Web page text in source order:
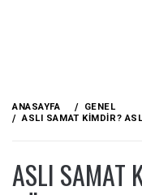
ANASAYFA
GENEL
ASLI SAMAT KIMDIR?
ASLI SAMAT